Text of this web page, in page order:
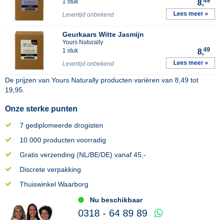
1 stuk
8,
Levertijd onbekend Lees meer »
Geurkaars Witte Jasmijn
Yours Naturally
1 stuk
8,49
Levertijd onbekend Lees meer »
De prijzen van Yours Naturally producten variëren van 8,49 tot
19,95
Onze sterke punten
7 gediplomeerde drogisten
10.000 producten voorradig
Gratis verzending (NL/BE/DE) vanaf 45,-
Discrete verpakking
Thuiswinkel Waarborg
Nu beschikbaar
0318 - 64 89 89